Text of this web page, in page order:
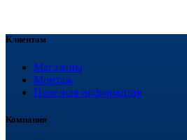
Клиентам
Магазины
Монтаж
Полезная информация
Компания